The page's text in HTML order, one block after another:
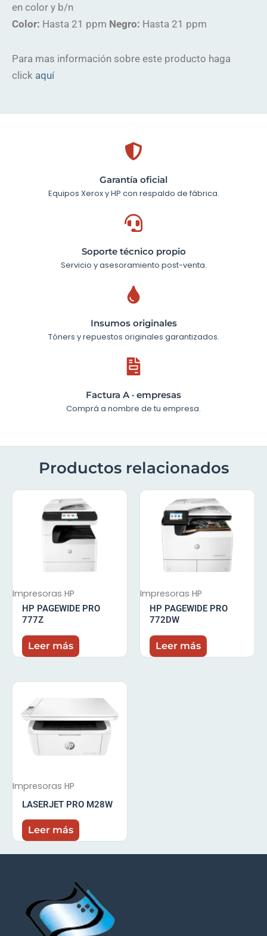
en color y b/n
Color: Hasta 21 ppm Negro: Hasta 21 ppm
Para mas información sobre este producto haga
click aquí
Garantía oficial
Equipos Xerox y HP con respaldo de fábrica.
Soporte técnico propio
Servicio y asesoramiento post-venta.
Insumos originales
Tóners y repuestos originales garantizados.
Factura A · empresas
Comprá a nombre de tu empresa.
Productos relacionados
Impresoras HP
HP PAGEWIDE PRO
777Z
Leer más
Impresoras HP
HP PAGEWIDE PRO
772DW
Leer más
Impresoras HP
LASERJET PRO M28W
Leer más